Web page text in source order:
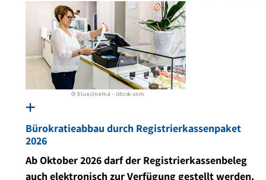
Bürokratieabbau durch Registrierkassenpaket
2026
Ab Oktober 2026 darf der Registrierkassenbeleg
auch elektronisch zur Verfügung gestellt werden.